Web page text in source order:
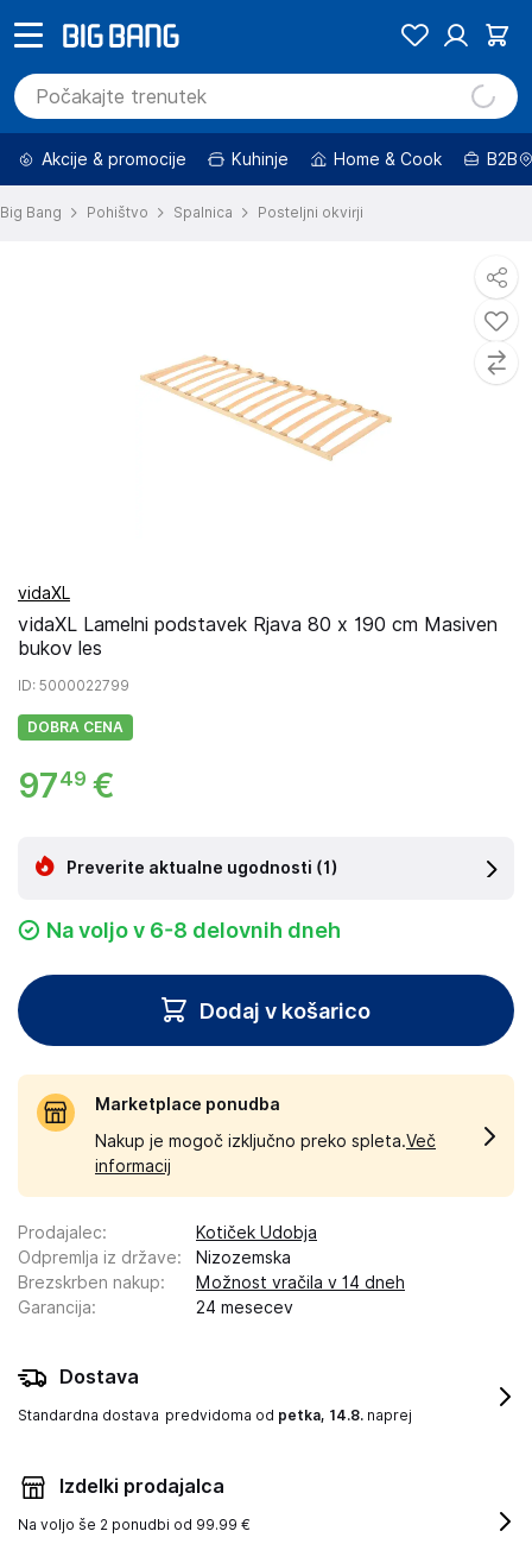
Akcije & promocije Kuhinje Home & Cook B2B
Big Bang Pohištvo Spalnica Posteljni okvirji
vidaXL
vidaXL Lamelni podstavek Rjava 80 x 190 cm Masiven
bukov les
ID: 5000022799
DOBRA CENA
9749 €
Preverite aktualne ugodnosti (1)
Na voljo v 6-8 delovnih dneh
Dodaj v košarico
Marketplace ponudba
Nakup je mogoč izključno preko spleta.Več
informacij
Prodajalec:
Kotiček Udobja
Odpremlja iz države:
Nizozemska
Brezskrben nakup:
Možnost vračila v 14 dneh
Garancija: 24 mesecev
Dostava
Standardna dostava predvidoma od petka, 14.8. naprej
Izdelki prodajalca
Na voljo še 2 ponudbi od 99.99 €